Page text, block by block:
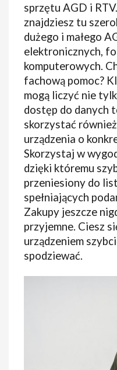
sprzętu AGD i
znajdziesz tu
dużego i małego
elektronicznych,
komputerowych.
fachową pomoc?
mogą liczyć nie
dostęp do danych
skorzystać
urządzenia o
Skorzystaj w
dzięki któremu
przeniesiony do
spełniających
Zakupy jeszcze
przyjemne. Ciesz
urządzeniem
spodziewać.